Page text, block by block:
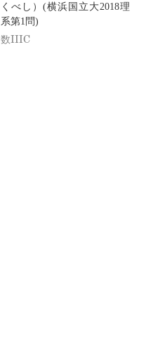
くべし）(横浜国立大2018理
系第1問)
数IIIC